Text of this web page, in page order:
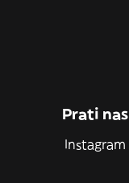
Prati nas
Instagram